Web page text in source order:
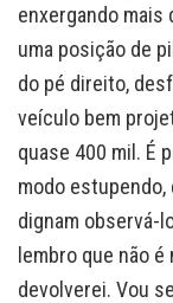
enxergando mais
uma posição de
do pé direito,
veículo bem
quase 400 mil. É
modo
dignam observá-
lembro que não
devolverei. Vou